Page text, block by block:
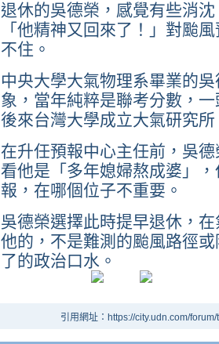
退休的吳德榮，感覺有些消
「他精神又回來了！」對颱
不住。
中央大學大氣物理系畢業的
象，當年純粹是聯考分數，
後來台灣大學成立大氣研究
在升任預報中心主任前，吳
看他是「多年媳婦熬成婆」
報，在哪個位子不重要。
吳德榮選擇此時提早退休，
他的，不是難測的颱風路徑
了的政治口水。
引用網址：https://city.udn.com/